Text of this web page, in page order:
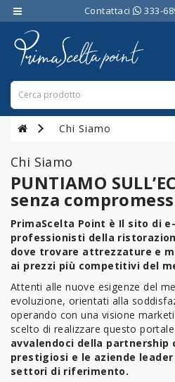
Contattaci 333-
Category
ATTREZZATURE
BAR
ATTREZZATURE
PROFESSIONALI
CUCINA
LINEA
COTTURA
PROFESSIONALE
FORNI
PROFESSIONALI
LINEA
FREDDO
LINEA
GELATERIA
Chi Siamo
Chi Siamo
PUNTIAMO
senza
PrimaScelta Point è Il sito di
professionisti della
dove trovare attrezzature e
ai prezzi più competitivi del
Attenti alle nuove esigenze del
evoluzione, orientati alla
operando con una visione
scelto di realizzare questo
avvalendoci della partnership
prestigiosi e le aziende
settori di riferimento.